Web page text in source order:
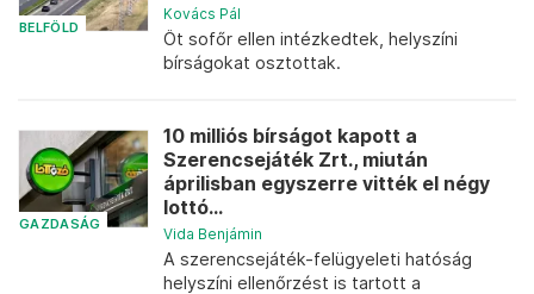
BELFÖLD
Kovács Pál
Öt sofőr ellen intézkedtek, helyszíni
bírságokat osztottak.
GAZDASÁG
10 milliós bírságot kapott a
Szerencsejáték Zrt., miután
áprilisban egyszerre vitték el négy
lottó...
Vida Benjámin
A szerencsejáték-felügyeleti hatóság
helyszíni ellenőrzést is tartott a